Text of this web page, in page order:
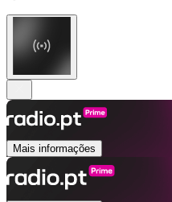
Mais informações